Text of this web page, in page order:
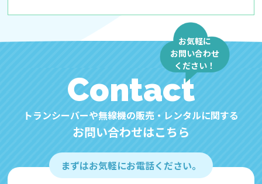
合を除き、ご本人の同意を得ずに第三者に
情報を提供しません。
・ご本人からの求めに応じ、当該ご本人の個
・公開された個人情報が事実と異なる場合、
訂正や削除に応じます。
・個人情報の取り扱いに関する苦情に対し、
適切・迅速に対処します。
・本個人情報保護方針は、当サイト内で適用
されるものです。
Contact
トランシーバーや無線機の販売・レンタルに関する
お問い合わせはこちら
お気軽に
お問い合わせ
ください！
まずはお気軽にお電話ください。